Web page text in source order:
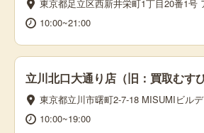
東京都足立区西新井栄町1丁目20番1号
10:00~21:00
立川北口大通り店（旧：買取むすび
東京都立川市曙町2-7-18 MISUMIビル
10:00~19:00